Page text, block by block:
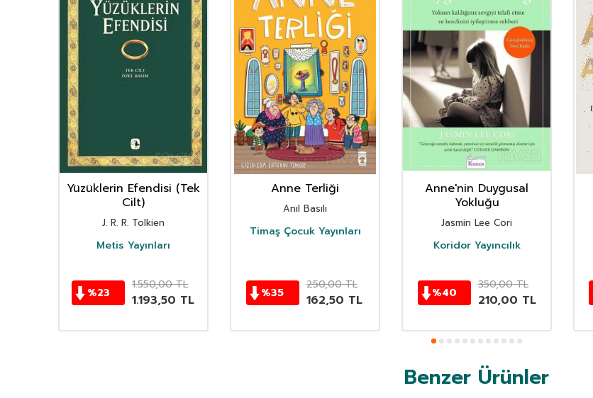
Yüzüklerin Efendisi (Tek
Cilt)
J. R. R. Tolkien
Metis Yayınları
%23
1.550,00TL
1.193,50 TL
Anne Terliği
Anıl Basılı
Timaş Çocuk Yayınları
%35
250,00TL
162,50 TL
Anne'nin Duygusal
Yokluğu
Jasmin Lee Cori
Koridor Yayıncılık
%40
350,00TL
210,00 TL
Benzer Ürünler